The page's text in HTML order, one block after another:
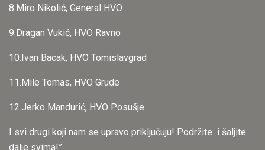
8.Miro Nikolić, General HVO
9.Dragan Vukić, HVO Ravno
10.Ivan Bacak, HVO Tomislavgrad
11.Mile Tomas, HVO Grude
12.Jerko Mandurić, HVO Posušje
I svi drugi koji nam se upravo priključuju! Podržite i šaljite
dalje svima!”